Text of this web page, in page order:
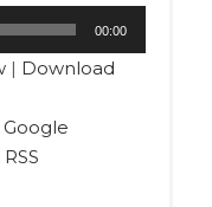
00:00
| Download
Google
RSS